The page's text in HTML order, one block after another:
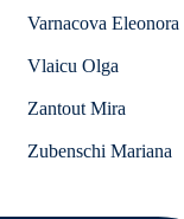
Varnacova Eleonora
Vlaicu Olga
Zantout Mira
Zubenschi Mariana